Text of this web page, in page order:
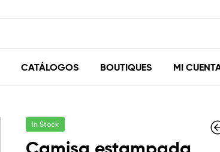
CATÁLOGOS BOUTIQUES MI
In Stock